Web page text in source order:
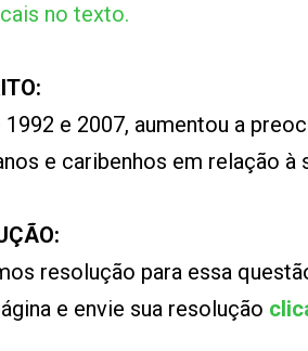
no texto.
1992 e 2007, aumentou a
e caribenhos em relação à
resolução para essa
e envie sua resolução